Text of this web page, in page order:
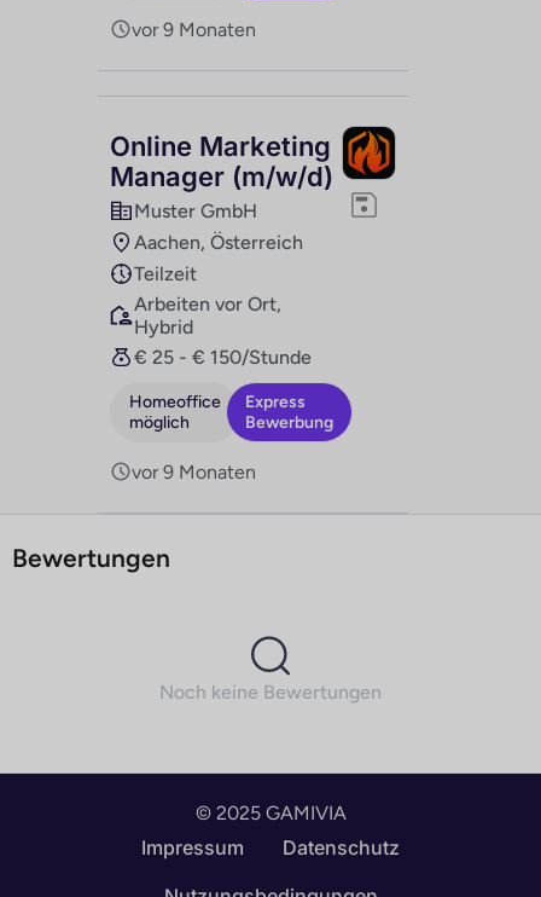
vor 9 Monaten
Online Marketing
Manager (m/w/d)
Muster GmbH
Aachen, Österreich
Teilzeit
Arbeiten vor Ort,
Hybrid
€ 25 - € 150/Stunde
Homeoffice
möglich
Express
Bewerbung
vor 9 Monaten
Bewertungen
Noch keine Bewertungen
© 2025 GAMIVIA
Impressum
Datenschutz
English